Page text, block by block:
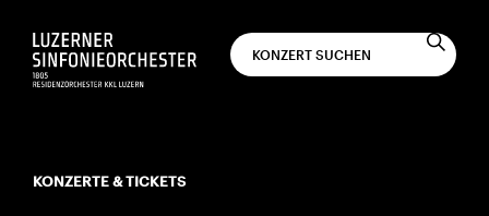
KONZERTE & TICKETS